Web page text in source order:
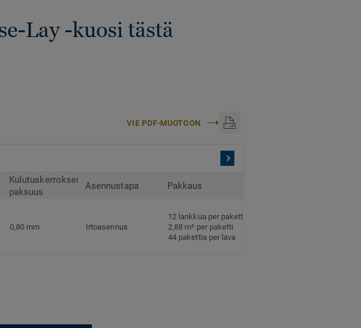
Lay -kuosi tästä
VIE PDF-MUOTOON
Kulutuskerroksen
paksuus
Asennustapa Pakkaus
0,80 mm Irtoasennus
12 lankkua per paketti
2,88 m² per paketti
44 pakettia per lava